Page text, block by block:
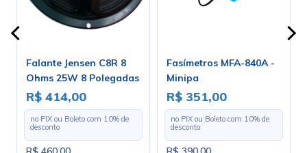
Falante Jensen C8R 8
Ohms 25W 8 Polegadas
- ZJ04020
R$ 414,00
no PIX ou Boleto com 10% de
desconto
Fasímetros MFA-840A -
Minipa
R$ 351,00
no PIX ou Boleto com 10% de
desconto